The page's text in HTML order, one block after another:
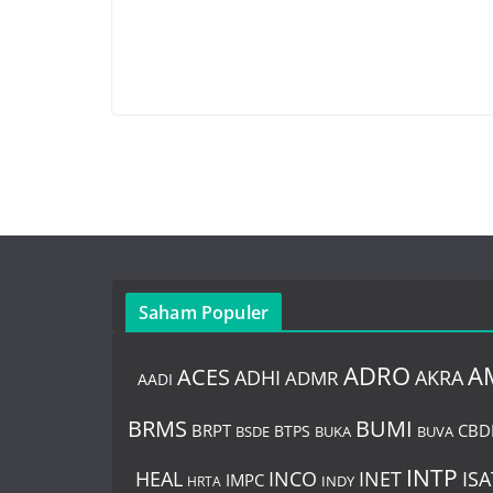
Saham Populer
AADI ACES ADHI ADMR ADRO AKRA
BRMS BRPT BSDE BTPS BUKA BUMI BUVA
HEAL HRTA IMPC INCO INDY INET INTP